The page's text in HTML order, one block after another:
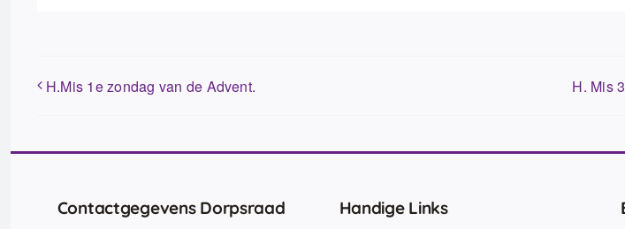
H.Mis 1e zondag van de Advent. H. Mis
Contactgegevens Dorpsraad Handige Links